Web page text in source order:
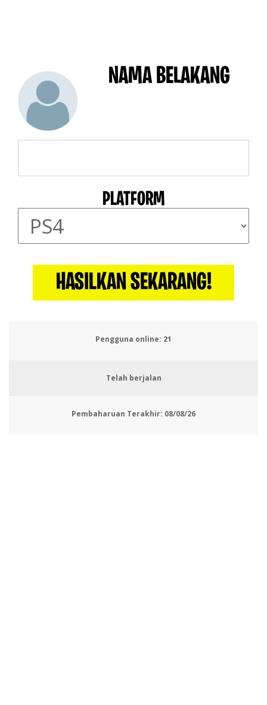
NAMA BELAKANG
PLATFORM
HASILKAN SEKARANG!
Pengguna online: 24
Telah berjalan
Pembaharuan Terakhir: 08/08/26